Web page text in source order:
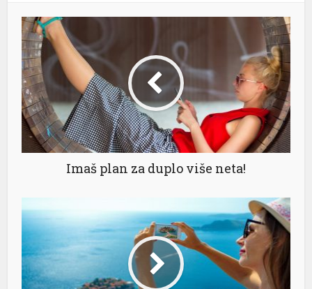
Imaš plan za duplo više neta!